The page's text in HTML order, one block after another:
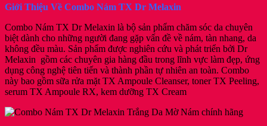
Dưỡng
50ml,
Serum
TX
30ml,
Toner
Peeling
TX
Sữa
Giới Thiệu Về Combo Nám TX Dr Melaxin
Combo Nám TX Dr Melaxin là bộ sản phẩm chăm sóc da chuyên
biệt dành cho những người đang gặp vấn đề về nám, tàn nhang, da
không đều màu. Sản phẩm được nghiên cứu và phát triển bởi Dr
Melaxin gồm các chuyên gia hàng đầu trong lĩnh vực làm đẹp, ứng
dụng công nghệ tiên tiến và thành phần tự nhiên an toàn. Combo
này bao gồm sữa rửa mặt TX Ampoule Cleanser, toner TX Peeling,
serum TX Ampoule RX, kem dưỡng TX Cream